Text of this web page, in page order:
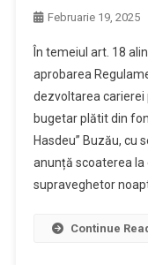
Februarie 19, 2025
În temeiul art. 18
aprobarea
dezvoltarea carierei
bugetar plătit din
Hasdeu” Buzău, cu
anunță scoaterea la
supraveghetor
Continue